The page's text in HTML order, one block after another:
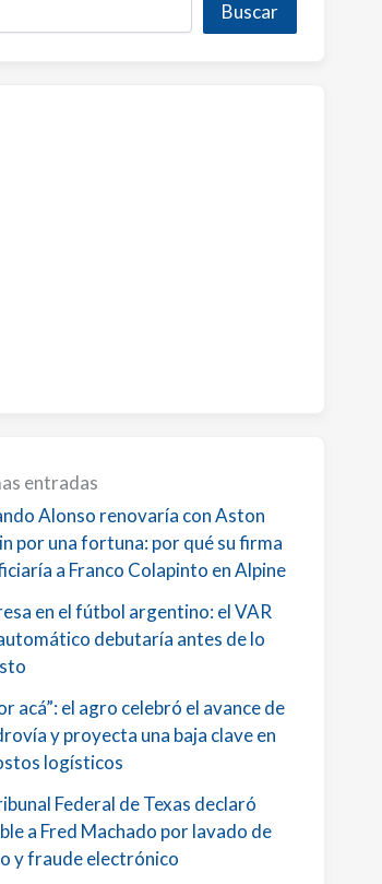
Buscar
entradas
Alonso renovaría con Aston
por una fortuna: por qué su firma
a Franco Colapinto en Alpine
en el fútbol argentino: el VAR
debutaría antes de lo
acá”: el agro celebró el avance de
y proyecta una baja clave en
logísticos
Federal de Texas declaró
a Fred Machado por lavado de
y fraude electrónico